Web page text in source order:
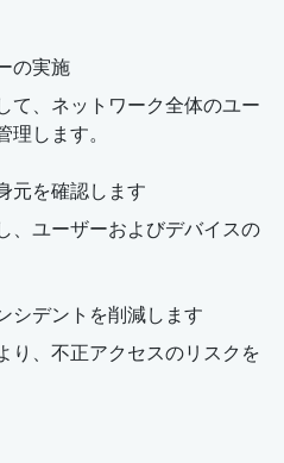
の実施
て、ネットワーク全体のユー
します。
元を確認します
、ユーザーおよびデバイスの
シデントを削減します
り、不正アクセスのリスクを